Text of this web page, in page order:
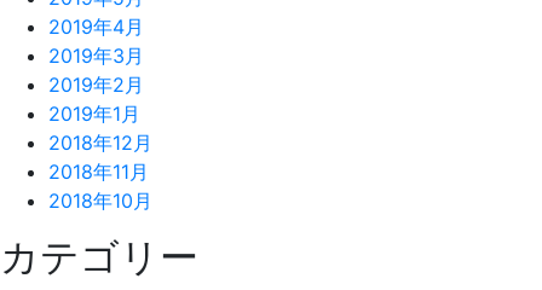
2019年4月
2019年3月
2019年2月
2019年1月
2018年12月
2018年11月
2018年10月
カテゴリー